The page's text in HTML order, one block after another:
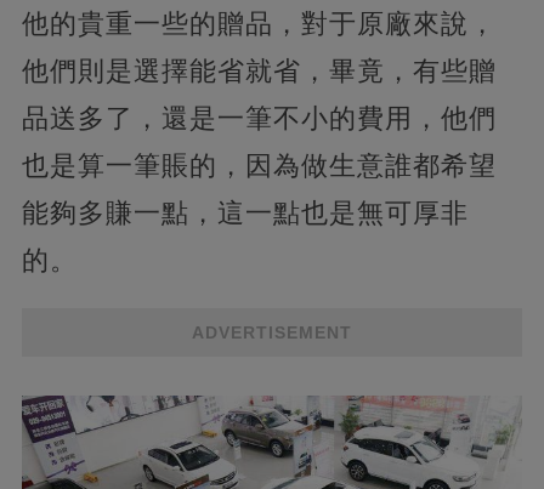
他的貴重一些的贈品，對于原廠來說，
他們則是選擇能省就省，畢竟，有些贈
品送多了，還是一筆不小的費用，他們
也是算一筆賬的，因為做生意誰都希望
能夠多賺一點，這一點也是無可厚非
的。
ADVERTISEMENT